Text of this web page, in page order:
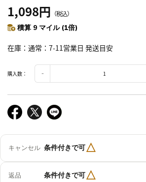
1,098円 （税込）
積算 9 マイル (1倍)
在庫 通常：7-11営業日 発送目安
購入数：
キャンセル 条件付きで可△
返品 条件付きで可△